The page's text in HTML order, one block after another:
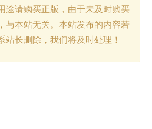
途请购买正版，由于未及时购买
与本站无关。本站发布的内容若
长删除，我们将及时处理！